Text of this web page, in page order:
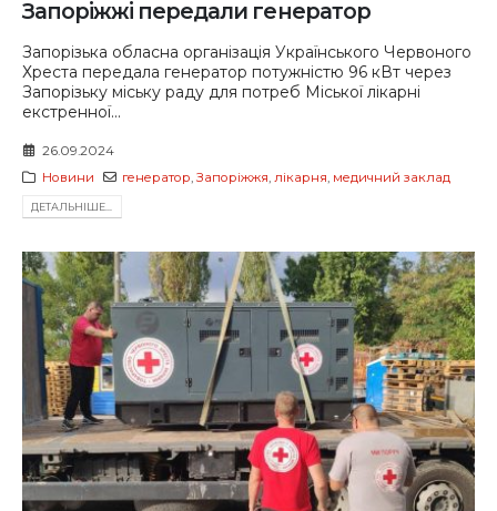
Запоріжжі передали генератор
Запорізька обласна організація Українського Червоного
Хреста передала генератор потужністю 96 кВт через
Запорізьку міську раду для потреб Міської лікарні
екстренної...
26.09.2024
Новини
генератор,Запоріжжя,лікарня, медичний заклад
ДЕТАЛЬНIШЕ...